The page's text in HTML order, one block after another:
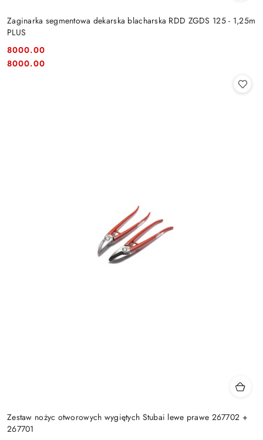
Zaginarka segmentowa dekarska blacharska RDD ZGDS 125 - 1,25m
PLUS
Cena:
8000.00
Cena:
8000.00
Zestaw nożyc otworowych wygiętych Stubai lewe prawe 267702 +
267701